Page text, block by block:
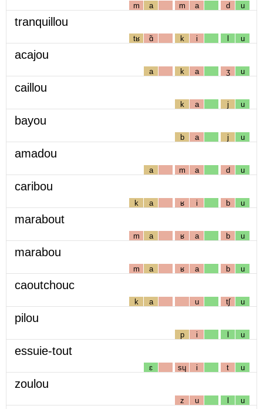
m a m a d u
tranquillou
tʁ ɑ̃ k i l u
acajou
a k a ʒ u
caillou
k a j u
bayou
b a j u
amadou
a m a d u
caribou
k a ʁ i b u
marabout
m a ʁ a b u
marabou
m a ʁ a b u
caoutchouc
k a u tʃ u
pilou
p i l u
essuie-tout
ɛ sɥ i t u
zoulou
z u l u